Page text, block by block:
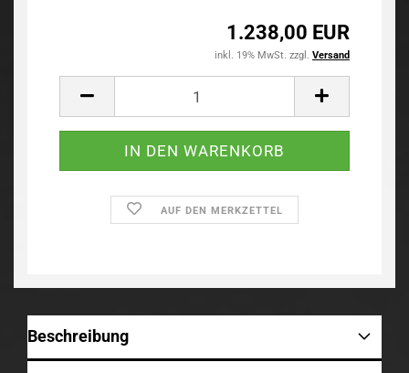
1.238,00 EUR
inkl. 19% MwSt. zzgl. Versand
AUF DEN MERKZETTEL
Beschreibung